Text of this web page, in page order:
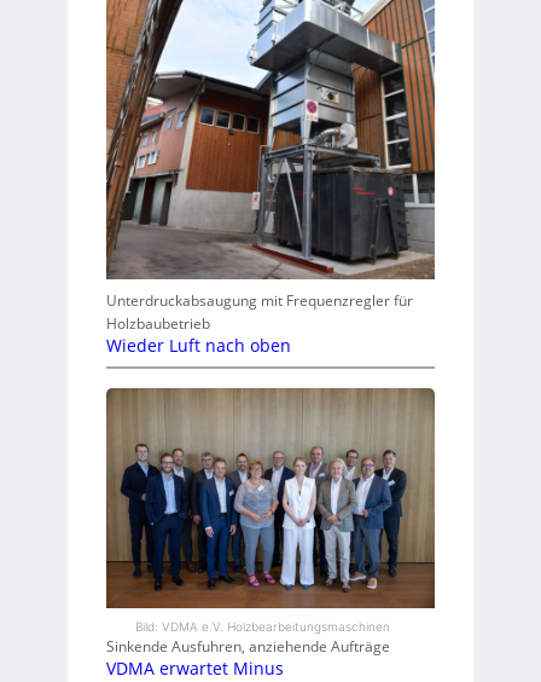
Unterdruckabsaugung mit Frequenzregler für
Holzbaubetrieb
Wieder Luft nach oben
Bild: VDMA e.V. Holzbearbeitungsmaschinen
Sinkende Ausfuhren, anziehende Aufträge
VDMA erwartet Minus